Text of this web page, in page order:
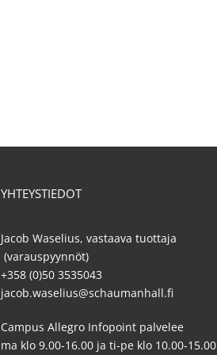
YHTEYSTIEDOT
Jacob Waselius, vastaava tuottaja
(varauspyynnöt)
+358 (0)50 3535043
jacob.waselius@schaumanhall.fi
Campus Allegro Infopoint palvelee
ma klo 9.00-16.00 ja ti-pe klo 10.00-15.00